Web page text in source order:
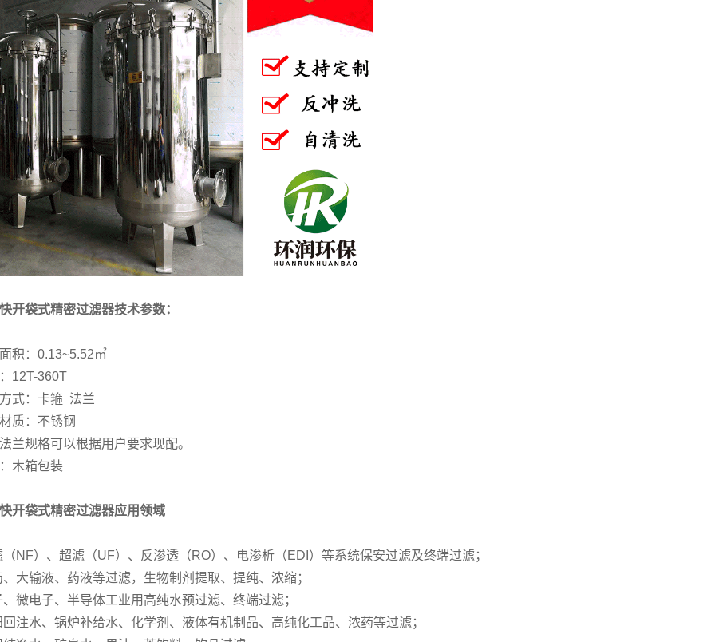
开袋式精密过滤器技术参数：
积：0.13~5.52㎡
12T-360T
式：卡箍 法兰
质：不锈钢
兰规格可以根据用户要求现配。
木箱包装
开袋式精密过滤器应用领域
（NF）、超滤（UF）、反渗透（RO）、电渗析（EDI）等系统保安过滤及终端过滤；
大输液、药液等过滤，生物制剂提取、提纯、浓缩；
微电子、半导体工业用高纯水预过滤、终端过滤；
注水、锅炉补给水、化学剂、液体有机制品、高纯化工品、浓药等过滤；